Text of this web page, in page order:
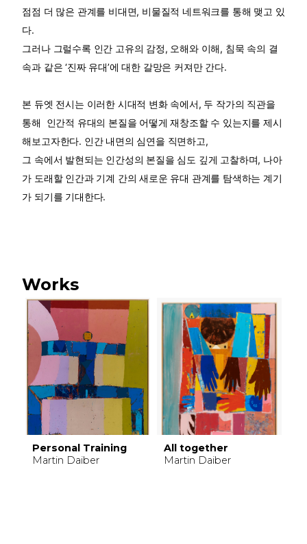
점점 더 많은 관계를 비대면, 비물질적 네트워크를 통해 맺고 있
다.
그러나 그럴수록 인간 고유의 감정, 오해와 이해, 침묵 속의 결
속과 같은 ‘진짜 유대’에 대한 갈망은 커져만 간다.
본 듀엣 전시는 이러한 시대적 변화 속에서, 두 작가의 직관을
통해 인간적 유대의 본질을 어떻게 재창조할 수 있는지를 제시
해보고자한다. 인간 내면의 심연을 직면하고,
그 속에서 발현되는 인간성의 본질을 심도 깊게 고찰하며, 나아
가 도래할 인간과 기계 간의 새로운 유대 관계를 탐색하는 계기
가 되기를 기대한다.
Works
Personal Training
Martin Daiber
All together
Martin Daiber